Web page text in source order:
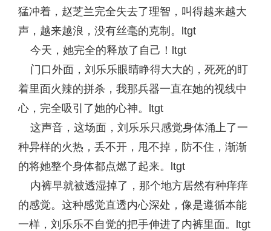
猛冲着，赵芝兰完全失去了理智，叫得越来越大
声，越来越浪，没有丝毫的克制。ltgt
今天，她完全的释放了自己！ltgt
门口外面，刘乐乐眼睛睁得大大的，死死的盯
着里面火辣的拼杀，我那兵器一直在她的视线中
心，完全吸引了她的心神。ltgt
这声音，这场面，刘乐乐只感觉身体涌上了一
种异样的火热，丢不开，甩不掉，防不住，渐渐
的将她整个身体都点燃了起来。ltgt
内裤早就被透湿掉了，那个地方居然有种痒痒
的感觉。这种感觉直透内心深处，像是遵循本能
一样，刘乐乐不自觉的把手伸进了内裤里面。ltgt